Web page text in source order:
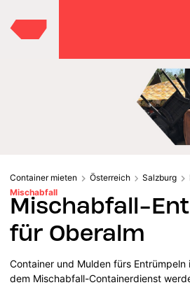
Container mieten Österreich Salzburg
Mischabfall
Mischabfall-
für Oberalm
Container und Mulden fürs
dem Mischabfall-Containerdienst